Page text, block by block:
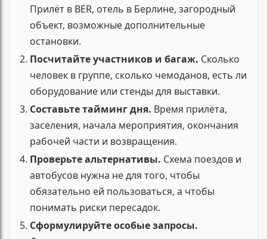
Прилёт в BER, отель в Берлине, загородный
объект, возможные дополнительные
остановки.
Посчитайте участников и багаж. Сколько
человек в группе, сколько чемоданов, есть ли
оборудование или стенды для выставки.
Составьте тайминг дня. Время прилёта,
заселения, начала мероприятия, окончания
рабочей части и возвращения.
Проверьте альтернативы. Схема поездов и
автобусов нужна не для того, чтобы
обязательно ей пользоваться, а чтобы
понимать риски пересадок.
Сформулируйте особые запросы.